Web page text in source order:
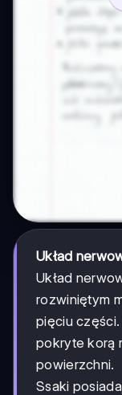
Układ
Układ
rozwiniętym
pięciu
pokryte korą
powierzchni.
Ssaki